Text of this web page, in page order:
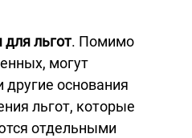
льгот. Помимо
могут
другие основания
льгот, которые
отдельными